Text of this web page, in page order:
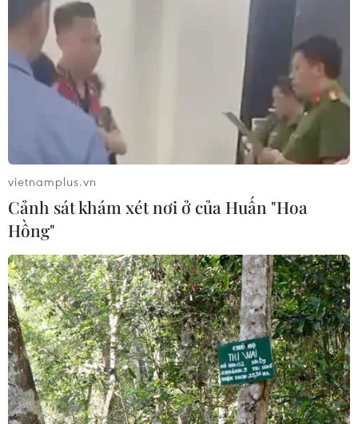
(TTXVN/Vietnam+)
#Thành phố Hồ Chí Minh
#Bệnh truyền nhiễm
#Tiêm vaccine
#sởi #bạch hầu
#ho gà
Tp. Hồ Chí Minh
vietnamplus.vn
Cảnh sát khám xét nơi ở của Huấn "Hoa
Hồng"